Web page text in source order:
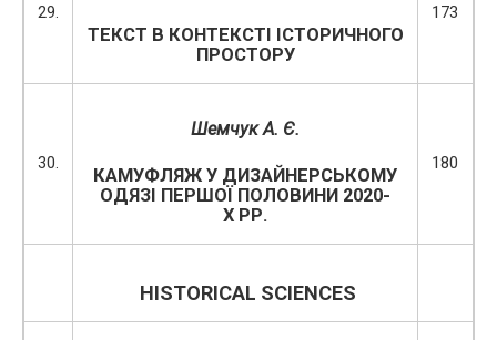
29.
ТЕКСТ В КОНТЕКСТІ ІСТОРИЧНОГО
ПРОСТОРУ
173
30.
Шемчук А. Є.
КАМУФЛЯЖ У ДИЗАЙНЕРСЬКОМУ
ОДЯЗІ ПЕРШОЇ ПОЛОВИНИ 2020-
Х РР.
180
HISTORICAL SCIENCES